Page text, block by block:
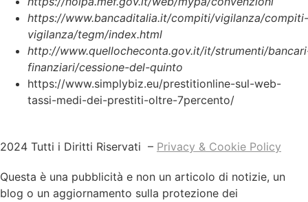
https://www.bancaditalia.it/compiti/vigilanza/compiti-
vigilanza/tegm/index.html
http://www.quellocheconta.gov.it/it/strumenti/
finanziari/cessione-del-quinto
https://www.simplybiz.eu/prestitionline-sul-web-
tassi-medi-dei-prestiti-oltre-7percento/
2024 Tutti i Diritti Riservati – Privacy & Cookie Policy
Questa è una pubblicità e non un articolo di notizie, un
blog o un aggiornamento sulla protezione dei